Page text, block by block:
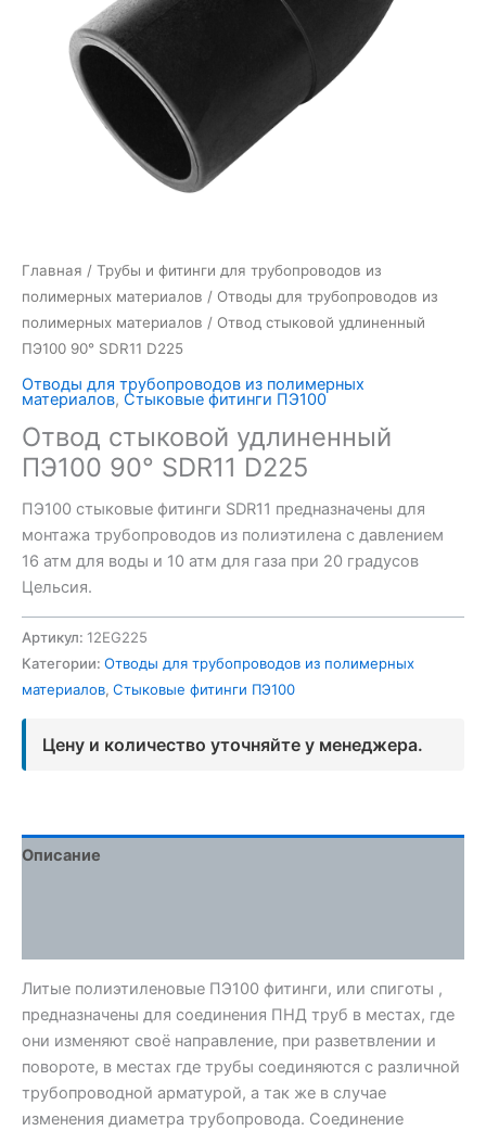
Главная / Трубы и фитинги для трубопроводов из
полимерных материалов / Отводы для трубопроводов из
полимерных материалов / Отвод стыковой удлиненный
ПЭ100 90° SDR11 D225
Отводы для трубопроводов из полимерных
материалов, Стыковые фитинги ПЭ100
Отвод стыковой удлиненный
ПЭ100 90° SDR11 D225
ПЭ100 стыковые фитинги SDR11 предназначены для
монтажа трубопроводов из полиэтилена с давлением
16 атм для воды и 10 атм для газа при 20 градусов
Цельсия.
Артикул: 12EG225
Категории: Отводы для трубопроводов из полимерных
материалов, Стыковые фитинги ПЭ100
Цену и количество уточняйте у менеджера.
Описание
Литые полиэтиленовые ПЭ100 фитинги, или спиготы ,
предназначены для соединения ПНД труб в местах, где
они изменяют своё направление, при разветвлении и
повороте, в местах где трубы соединяются с различной
трубопроводной арматурой, а так же в случае
изменения диаметра трубопровода. Соединение